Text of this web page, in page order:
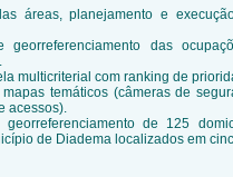
áreas, planejamento e
georreferenciamento das
multicriterial com ranking de
temáticos (câmeras de
acessos).
georreferenciamento de 125
de Diadema localizados em